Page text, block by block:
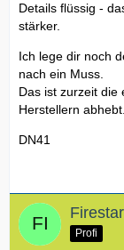
Details flüssig -
stärker.
Ich lege dir noch
nach ein Muss.
Das ist zurzeit die
Herstellern abhebt.
DN41
Profi